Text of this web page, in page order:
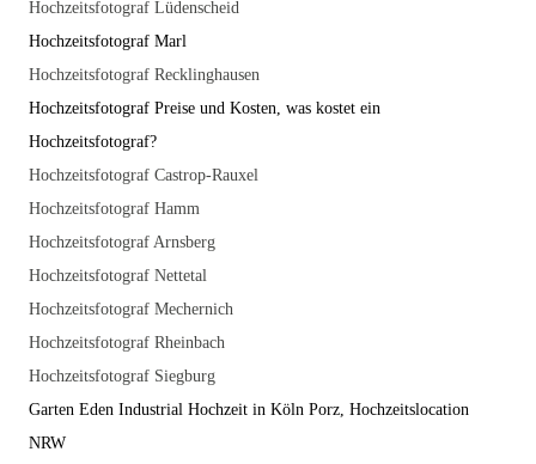
Hochzeitsfotograf Lüdenscheid
Hochzeitsfotograf Marl
Hochzeitsfotograf Recklinghausen
Hochzeitsfotograf Preise und Kosten, was kostet ein
Hochzeitsfotograf?
Hochzeitsfotograf Castrop-Rauxel
Hochzeitsfotograf Hamm
Hochzeitsfotograf Arnsberg
Hochzeitsfotograf Nettetal
Hochzeitsfotograf Mechernich
Hochzeitsfotograf Rheinbach
Hochzeitsfotograf Siegburg
Garten Eden Industrial Hochzeit in Köln Porz, Hochzeitslocation
NRW